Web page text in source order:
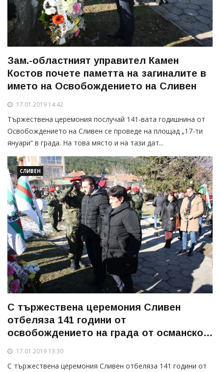
Зам.-областният управител Камен
Костов почете паметта на загиналите в
името на Освобождението на Сливен
17.01.2019 14:42
Тържествена церемония послучай 141-вата годишнина от
Освобождението на Сливен се проведе на площад „17-ти
януари“ в града. На това място и на тази дат...
СЛИВЕН
С тържествена церемония Сливен
отбеляза 141 години от
освобождението на града от османско
17.01.2019 13:30
С тържествена церемония Сливен отбеляза 141 години от